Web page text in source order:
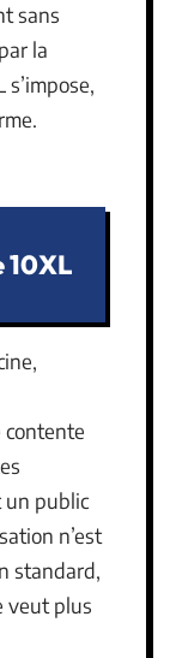
sans
la
10XL
contente
un public
n’est
standard,
veut plus